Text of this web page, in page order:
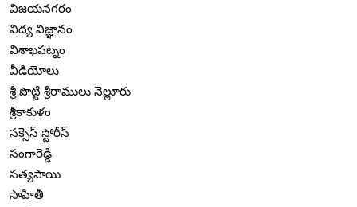
విజయనగరం
విద్య విజ్ఞానం
విశాఖపట్నం
వీడియోలు
శ్రీ పొట్టి శ్రీరాములు నెల్లూరు
శ్రీకాకుళం
సక్సెస్ స్టోరీస్
సంగారెడ్డి
సత్యసాయి
సాహితీ